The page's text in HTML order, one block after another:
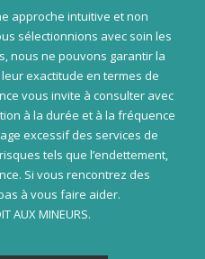
approche intuitive et non
sélectionnions avec soin les
nous ne pouvons garantir la
exactitude en termes de
vous invite à consulter avec
à la durée et à la fréquence
excessif des services de
tels que l’endettement,
Si vous rencontrez des
à vous faire aider.
AUX MINEURS.